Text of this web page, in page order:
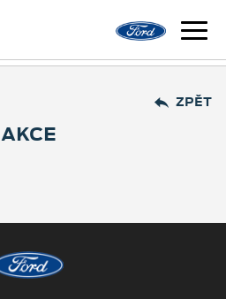
ZPĚT
AKCE